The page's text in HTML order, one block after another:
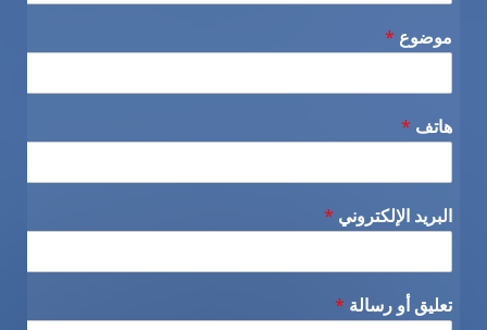
موضوع *
هاتف *
البريد الإلكتروني *
تعليق أو رسالة *